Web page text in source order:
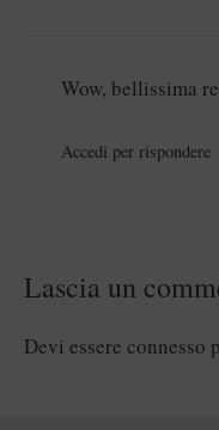
Wow, bellissima
Accedi per rispondere
Lascia un
Devi essere connesso